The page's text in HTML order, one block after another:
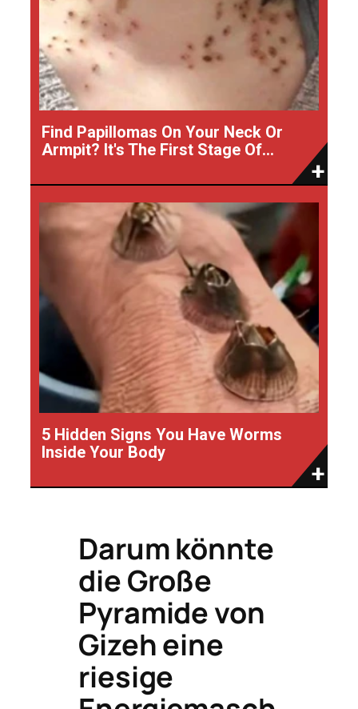
Find Papillomas On Your Neck Or
Armpit? It's The First Stage Of...
5 Hidden Signs You Have Worms
Inside Your Body
Darum könnte
die Große
Pyramide von
Gizeh eine
riesige